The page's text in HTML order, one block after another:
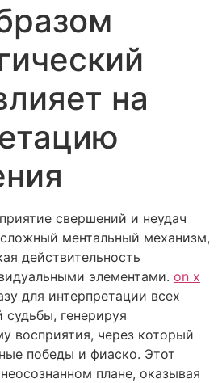
на
свершений и неудач
ментальный механизм,
действительность
элементами. on x
для интерпретации всех
генерируя
восприятия, через который
победы и фиаско. Этот
плане, оказывая